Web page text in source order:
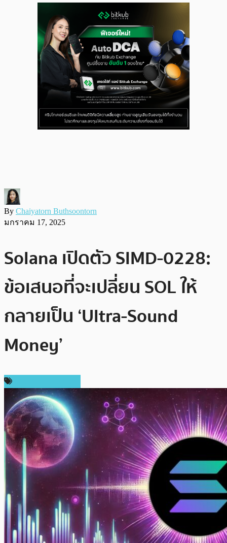
By Chaiyatorn Buthsoontorn
มกราคม 17, 2025
Solana เปิดตัว SIMD-0228:
ข้อเสนอที่จะเปลี่ยน SOL ให้
กลายเป็น ‘Ultra-Sound
Money’